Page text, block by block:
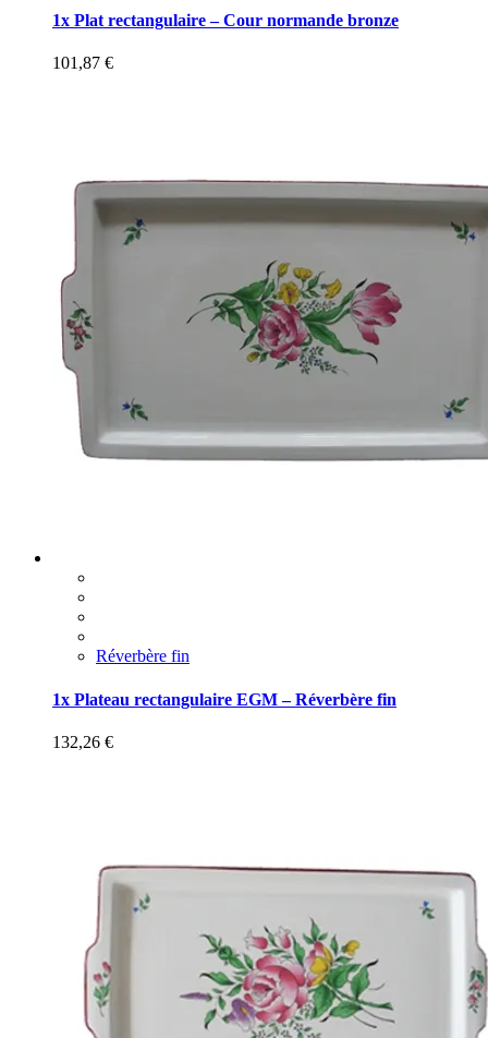
1x Plat rectangulaire – Cour normande bronze
101,87 €
Réverbère fin
1x Plateau rectangulaire EGM – Réverbère fin
132,26 €